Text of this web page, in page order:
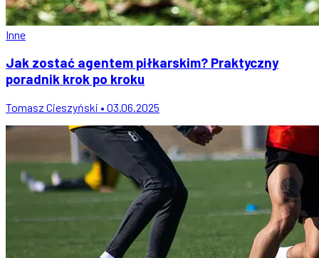
Inne
Jak zostać agentem piłkarskim? Praktyczny
poradnik krok po kroku
Tomasz Cieszyński • 03.06.2025